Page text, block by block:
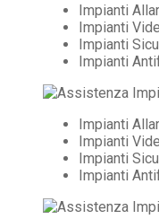
Impianti
Impianti
Impianti
Impianti
Impianti
Impianti
Impianti
Impianti